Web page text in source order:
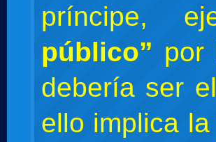
príncipe,
público”
debería ser el
ello implica la